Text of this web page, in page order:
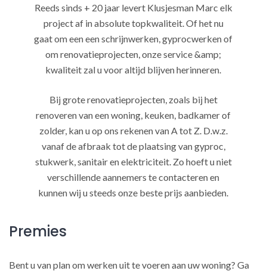
Reeds sinds + 20 jaar levert Klusjesman Marc elk
project af in absolute topkwaliteit. Of het nu
gaat om een een schrijnwerken, gyprocwerken of
om renovatieprojecten, onze service &amp;
kwaliteit zal u voor altijd blijven herinneren.
Bij grote renovatieprojecten, zoals bij het
renoveren van een woning, keuken, badkamer of
zolder, kan u op ons rekenen van A tot Z. D.w.z.
vanaf de afbraak tot de plaatsing van gyproc,
stukwerk, sanitair en elektriciteit. Zo hoeft u niet
verschillende aannemers te contacteren en
kunnen wij u steeds onze beste prijs aanbieden.
Premies
Bent u van plan om werken uit te voeren aan uw woning? Ga